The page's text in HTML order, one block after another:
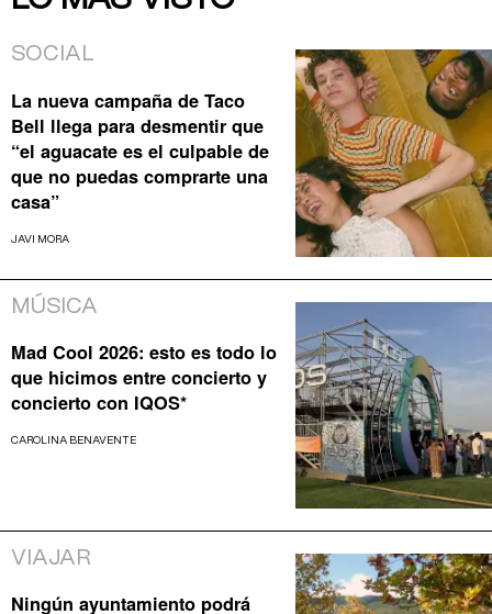
SOCIAL
La nueva campaña de Taco
Bell llega para desmentir que
“el aguacate es el culpable de
que no puedas comprarte una
casa”
JAVI MORA
MÚSICA
Mad Cool 2026: esto es todo lo
que hicimos entre concierto y
concierto con IQOS*
CAROLINA BENAVENTE
VIAJAR
Ningún ayuntamiento podrá